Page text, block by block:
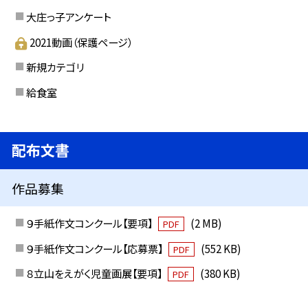
大庄っ子アンケート
2021動画（保護ページ）
新規カテゴリ
給食室
配布文書
作品募集
９手紙作文コンクール【要項】 PDF
(2 MB)
９手紙作文コンクール【応募票】
PDF
(552 KB)
８立山をえがく児童画展【要項】
PDF
(380 KB)